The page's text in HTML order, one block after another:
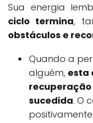
Sua energia
ciclo termina,
obstáculos e
Quando a
alguém, esta
sucedida. O